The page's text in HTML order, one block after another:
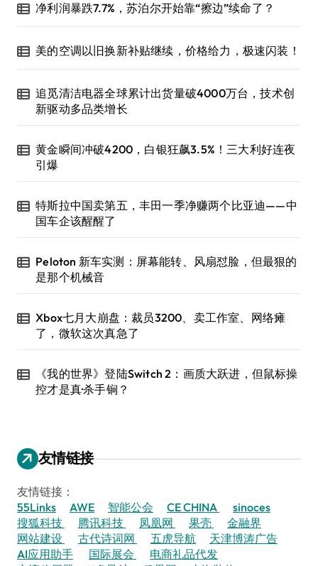
净利润暴跌7.7%，苏泊尔开始靠“擦边”续命了？
美的空调以旧换新补贴继续，价格给力，极速闪装！
追觅清洁电器全球累计出货量破4000万台，技术创
新驱动多品类增长
黄金瞬间冲破4200，白银狂飙3.5%！三大利好连夜
引爆
特斯拉中国卖第五，丰田一季净赚两个比亚迪——中
国车企该醒醒了
Peloton 新车实测：屏幕能转、风扇怼脸，但最狠的
是那个机械音
Xbox七月大崩盘：裁员3200、卖工作室、网络瘫
了，微软这次真急了
《我的世界》登陆Switch 2：画质大跃进，但鼠标操
控才是真·杀手锏？
友情链接
友情链接：
55Links
AWE 智能公会 CE CHINA
sinoces
搜狐科技
腾讯科技 凤凰网 果壳
金融界
网站建设
古代诗词网 五虎导航
天津博涛广告
AI应用助手
国际展会
电商礼品代发